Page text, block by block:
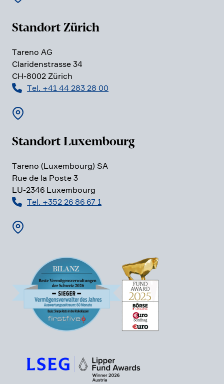
Standort Zürich
Tareno AG
Clari­den­strasse 34
CH-8002 Zürich
Tel. +41 44 283 28 00
Standort Luxem­bourg
Tareno (Luxem­bourg) SA
Rue de la Poste 3
LU-2346 Luxem­bourg
Tel. +352 26 86 67 1